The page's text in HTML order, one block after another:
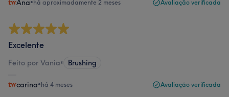
Ana•há aproximadamente 2 meses Avaliação verificada
Excelente
Feito por Vania• Brushing
carina•há 4 meses Avaliação verificada